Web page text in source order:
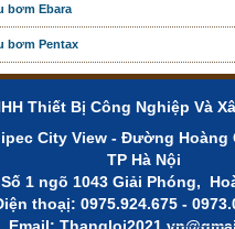
bơm Ebara
bơm Pentax
Thiết Bị Công Nghiệp Và
City View - Đường
TP Hà Nội
1 ngõ 1043 Giải Phóng,
thoạị: 0975.924.675 -